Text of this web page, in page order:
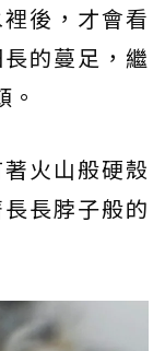
後，才會看
的蔓足，繼
火山般硬殼
長脖子般的